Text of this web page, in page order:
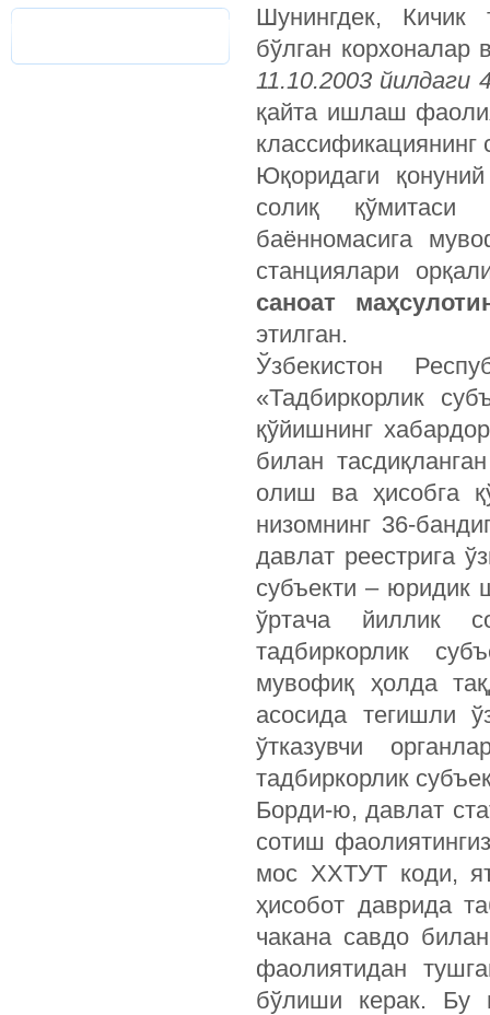
Шунингдек, Кичик
бўлган
11.10.2003 йилдаги
қайта ишлаш
классификациянинг
Юқоридаги
солиқ қўмитаси
баённомасига
станциялари
саноат
этилган.
Ўзбекистон
«Тадбиркорлик
қўйишнинг
билан
олиш ва ҳисобга
низомнинг 36-
давлат реест­рига
субъекти – юридик
ўртача йиллик
тадбиркорлик
мувофиқ ҳолда
асосида тегишли
ўтказувчи
тадбиркорлик
Борди-ю, давлат
сотиш
мос ХХТУТ коди,
ҳисобот даврида
чакана савдо
фаолиятидан
бўлиши керак. Бу